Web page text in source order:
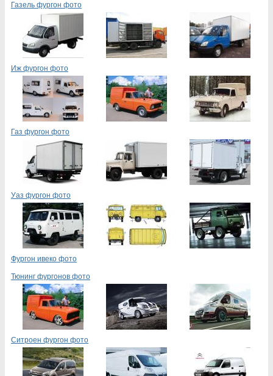
Газель фургон фото
Иж фургон фото
Газ фургон фото
Уаз фургон фото
Фургон ивеко фото
Тюнинг фургонов фото
Ситроен фургон фото